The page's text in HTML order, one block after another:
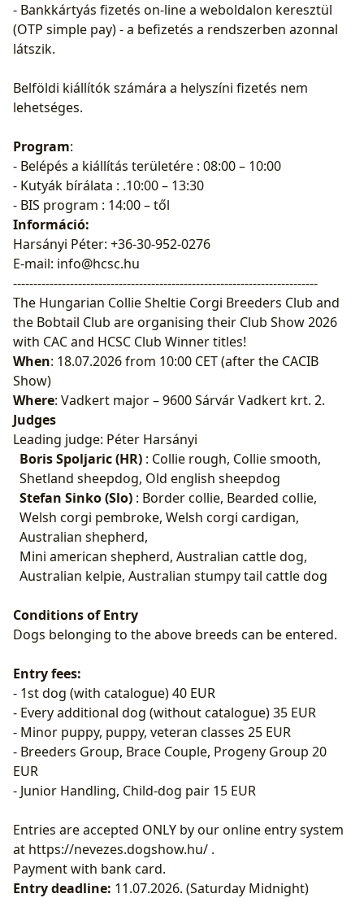
- Bankkártyás fizetés on-line a weboldalon keresztül
(OTP simple pay) - a befizetés a rendszerben azonnal
látszik.
Belföldi kiállítók számára a helyszíni fizetés nem
lehetséges.
Program:
- Belépés a kiállítás területére : 08:00 – 10:00
- Kutyák bírálata : .10:00 – 13:30
- BIS program : 14:00 – től
Információ:
Harsányi Péter: +36-30-952-0276
E-mail: info@hcsc.hu
---------------------------------------------------------------------------
The Hungarian Collie Sheltie Corgi Breeders Club and
the Bobtail Club are organising their Club Show 2026
with CAC and HCSC Club Winner titles!
When: 18.07.2026 from 10:00 CET (after the CACIB
Show)
Where: Vadkert major – 9600 Sárvár Vadkert krt. 2.
Judges
Leading judge: Péter Harsányi
Boris Spoljaric (HR) : Collie rough, Collie smooth,
Shetland sheepdog, Old english sheepdog
Stefan Sinko (Slo) : Border collie, Bearded collie,
Welsh corgi pembroke, Welsh corgi cardigan,
Australian shepherd,
Mini american shepherd, Australian cattle dog,
Australian kelpie, Australian stumpy tail cattle dog
Conditions of Entry
Dogs belonging to the above breeds can be entered.
Entry fees:
- 1st dog (with catalogue) 40 EUR
- Every additional dog (without catalogue) 35 EUR
- Minor puppy, puppy, veteran classes 25 EUR
- Breeders Group, Brace Couple, Progeny Group 20
EUR
- Junior Handling, Child-dog pair 15 EUR
Entries are accepted ONLY by our online entry system
at https://nevezes.dogshow.hu/ .
Payment with bank card.
Entry deadline: 11.07.2026. (Saturday Midnight)